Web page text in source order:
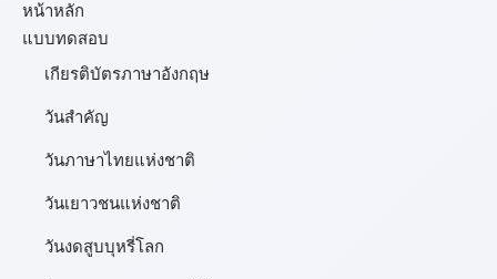
หน้าหลัก
แบบทดสอบ
เกียรติบัตรภาษาอังกฤษ
วันสำคัญ
วันภาษาไทยแห่งชาติ
วันเยาวชนแห่งชาติ
วันงดสูบบุหรี่โลก